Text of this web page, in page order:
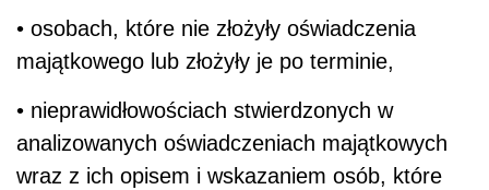
• osobach, które nie złożyły oświadczenia
majątkowego lub złożyły je po terminie,
• nieprawidłowościach stwierdzonych w
analizowanych oświadczeniach majątkowych
wraz z ich opisem i wskazaniem osób, które